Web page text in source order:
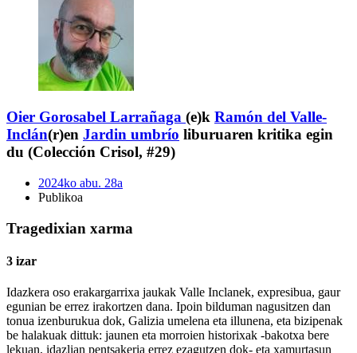
Oier Gorosabel Larrañaga (e)k Ramón del Valle-
Inclán(r)en Jardin umbrío liburuaren kritika egin
du (Colección Crisol, #29)
2024ko abu. 28a
Publikoa
Tragedixian xarma
3 izar
Idazkera oso erakargarrixa jaukak Valle Inclanek, expresibua, gaur
egunian be errez irakortzen dana. Ipoin bilduman nagusitzen dan
tonua izenburukua dok, Galizia umelena eta illunena, eta bizipenak
be halakuak dittuk: jaunen eta morroien historixak -bakotxa bere
lekuan, idazlian pentsakeria errez ezagutzen dok- eta xamurtasun